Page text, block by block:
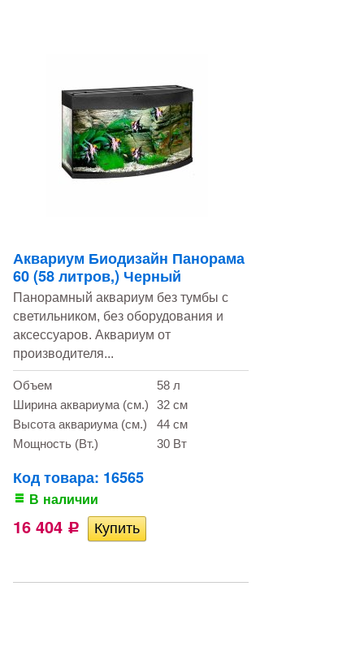
Аквариум Биодизайн Панорама
60 (58 литров,) Черный
Панорамный аквариум без тумбы с
светильником, без оборудования и
аксессуаров. Аквариум от
производителя...
Объем
58 л
Ширина аквариума (см.)
32 см
Высота аквариума (см.)
44 см
Мощность (Вт.)
30 Вт
Код товара: 16565
В наличии
16 404 Р